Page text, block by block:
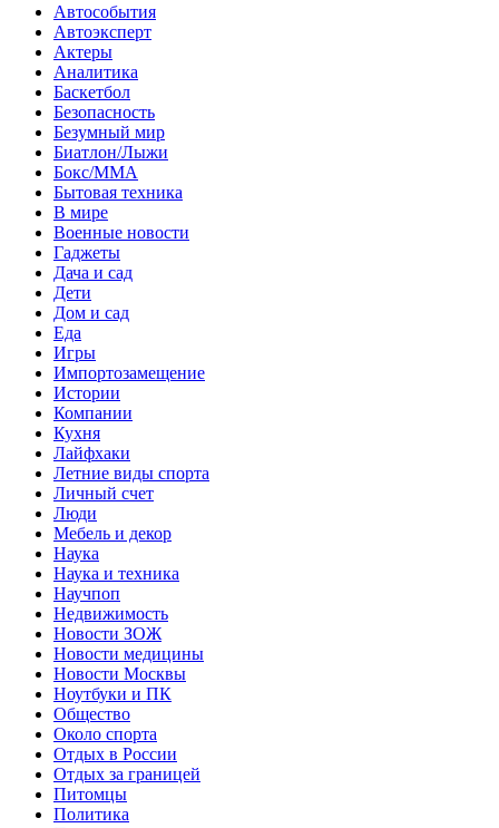
Автособытия
Автоэксперт
Актеры
Аналитика
Баскетбол
Безопасность
Безумный мир
Биатлон/Лыжи
Бокс/MMA
Бытовая техника
В мире
Военные новости
Гаджеты
Дача и сад
Дети
Дом и сад
Еда
Игры
Импортозамещение
Истории
Компании
Кухня
Лайфхаки
Летние виды спорта
Личный счет
Люди
Мебель и декор
Наука
Наука и техника
Научпоп
Недвижимость
Новости ЗОЖ
Новости медицины
Новости Москвы
Ноутбуки и ПК
Общество
Около спорта
Отдых в России
Отдых за границей
Питомцы
Политика